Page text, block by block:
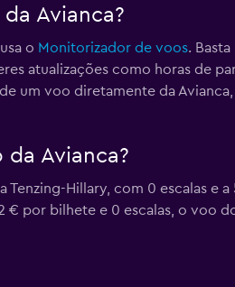
Avianca?
o Monitorizador de voos.
atualizações como horas de
um voo diretamente da
Avianca?
Tenzing-Hillary, com 0 escalas e
€ por bilhete e 0 escalas, o voo